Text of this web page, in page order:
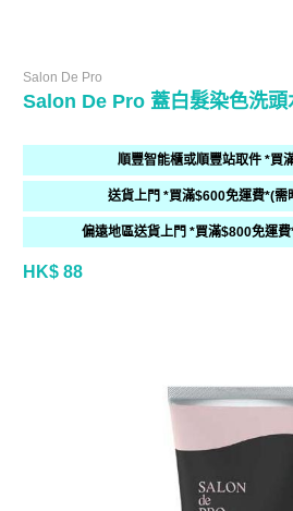
Salon De Pro
Salon De Pro 蓋白髮染色洗頭
順豐智能櫃或順豐站取件 *買
送貨上門 *買滿$600免運費*(需
偏遠地區送貨上門 *買滿$800免運
HK$ 88